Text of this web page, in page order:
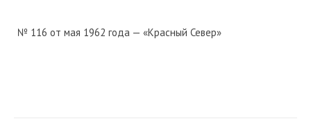
№ 116 от мая 1962 года — «Красный Север»